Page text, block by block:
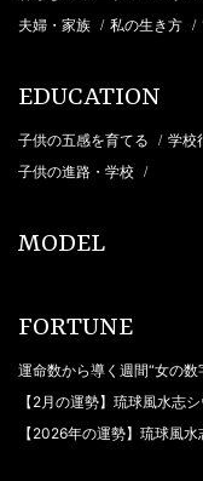
夫婦・家族 / 私の生き方 /
EDUCATION
子供の五感を育てる / 学校
子供の進路・学校 /
MODEL
FORTUNE
運命数から導く週間“女の数
【2月の運勢】琉球風水志
【2026年の運勢】琉球風